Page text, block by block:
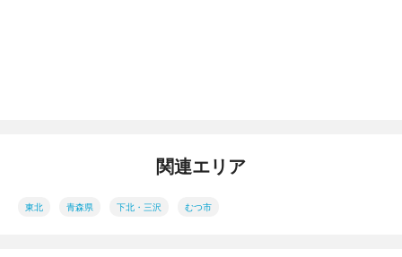
関連エリア
東北 青森県 下北・三沢 むつ市